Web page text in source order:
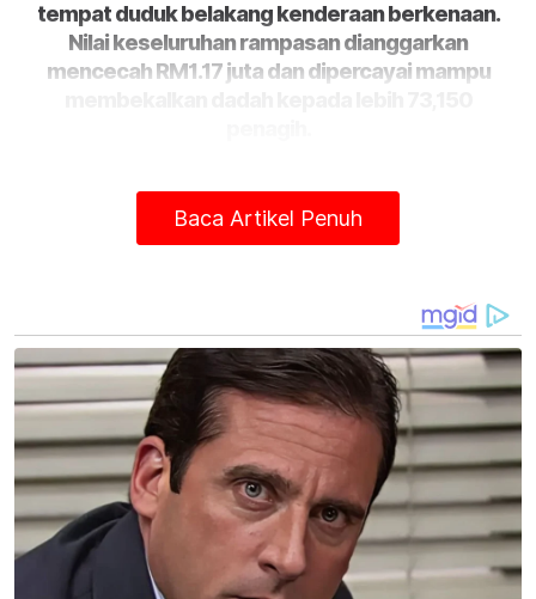
tempat duduk belakang kenderaan berkenaan.
Nilai keseluruhan rampasan dianggarkan
mencecah RM1.17 juta dan dipercayai mampu
"Hasil saringan awal air kencing mendapati
suspek positif thc ganja, manakala semakan
di Ibu Pejabat Polis Kontinjen Kedah pada
malam Selasa.
Jelas beliau, siasatan awal mendapati suspek
dipercayai berperanan sebagai penghantar
(transporter) bagi sindiket penyeludupan
dadah yang membawa masuk bekalan dari
Thailand sebelum diedarkan ke beberapa
lokasi dalam negara.
Baca Artikel Penuh